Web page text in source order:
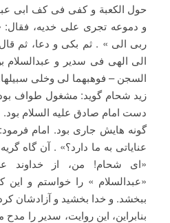
حول الکعبة و کفی فی کف ابی
و دموعه تجری علی خدیه، فقال:
ربی الی » . ثم بکی و دعا، ثم
الی الهی فی سدیر و عبدالسلام
السجن – فوهبهما لی وخلی
زید شحام گوید: مشغول طواف
دست امام صادق علیه السلام بود.
گونه هایش جاری بود. امام
عنایاتی به ما دارد؟» . آن گاه
«ای شحام! من، از خداوند
«عبدالسلام » را خواستم و این
ببخشد. و خدا بخشید و آزادشان
بنابراین، این روایت، سدیر را